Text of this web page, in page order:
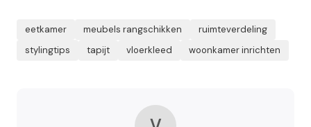
eetkamer meubels rangschikken
ruimteverdeling
stylingtips
tapijt vloerkleed woonkamer inrichten